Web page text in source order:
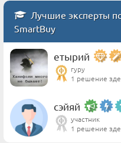
Лучшие эксперты
SmartBuy
етырий
гуру
1 решение
сэйяй
участник
1 решение